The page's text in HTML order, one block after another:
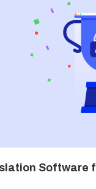
Software